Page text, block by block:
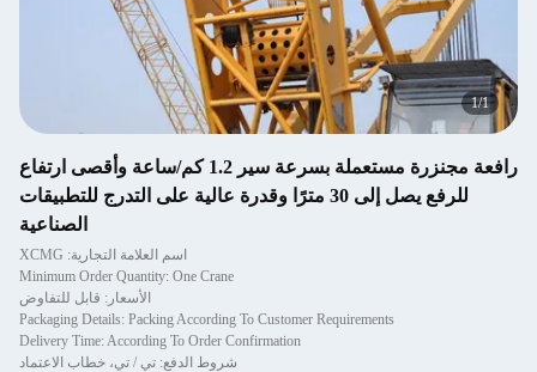
1/1
رافعة مجنزرة مستعملة بسرعة سير 1.2 كم/ساعة وأقصى ارتفاع
للرفع يصل إلى 30 مترًا وقدرة عالية على التدرج للتطبيقات
الصناعية
اسم العلامة التجارية: XCMG
Minimum Order Quantity: One Crane
الأسعار: قابل للتفاوض
Packaging Details: Packing According To Customer Requirements
Delivery Time: According To Order Confirmation
شروط الدفع: تي / تي، خطاب الاعتماد